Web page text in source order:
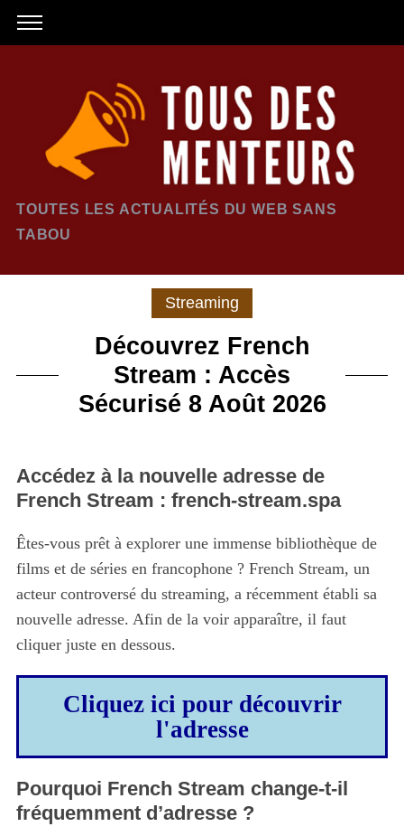
TOUTES LES ACTUALITÉS DU WEB SANS
TABOU
Streaming
Découvrez French
Stream : Accès
Sécurisé 8 Août 2026
Accédez à la nouvelle adresse de
French Stream : french-stream.spa
Êtes-vous prêt à explorer une immense bibliothèque de
films et de séries en francophone ? French Stream, un
acteur controversé du streaming, a récemment établi sa
nouvelle adresse. Afin de la voir apparaître, il faut
cliquer juste en dessous.
Cliquez ici pour découvrir
l'adresse
Pourquoi French Stream change-t-il
fréquemment d’adresse ?